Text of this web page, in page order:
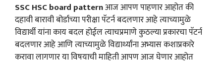
SSC HSC board patternआज आपण पाहणार आहोत की
दहावी बारावी बोर्डाच्या परीक्षा पॅटर्न बदलणार आहे त्याच्यामुळे
विद्यार्थी यांना काय बदल होईल त्याचप्रमाणे कुठल्या प्रकारचा पॅटर्न
बदलणार आहे आणि त्याच्यामुळे विद्यार्थ्यांना अभ्यास कशाप्रकारे
करावा लागणार या विषयाची माहिती आपण आज घेणार आहोत